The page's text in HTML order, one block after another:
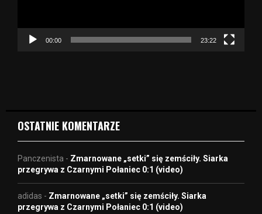
c
00:00 23:22
OSTATNIE KOMENTARZE
Panczenista - Zmarnowane „setki” się zemściły. Siarka
przegrywa z Czarnymi Połaniec 0:1 (video)
adidas - Zmarnowane „setki” się zemściły. Siarka
przegrywa z Czarnymi Połaniec 0:1 (video)